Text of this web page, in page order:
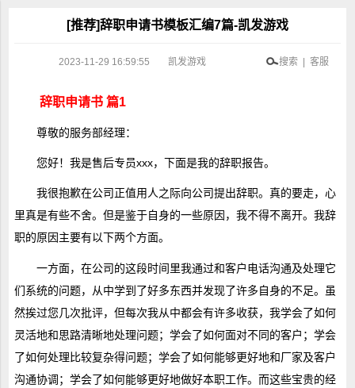
[推荐]辞职申请书模板汇编7篇-凯发游戏
2023-11-29 16:59:55 凯发游戏 搜索 | 客服
辞职申请书 篇1
尊敬的服务部经理：
您好！我是售后专员xxx，下面是我的辞职报告。
我很抱歉在公司正值用人之际向公司提出辞职。真的要走，心
里真是有些不舍。但是鉴于自身的一些原因，我不得不离开。我辞
职的原因主要有以下两个方面。
一方面，在公司的这段时间里我通过和客户电话沟通及处理它
们系统的问题，从中学到了好多东西并发现了许多自身的不足。虽
然挨过您几次批评，但每次我从中都会有许多收获，我学会了如何
灵活地和思路清晰地处理问题；学会了如何面对不同的客户；学会
了如何处理比较复杂得问题；学会了如何能够更好地和厂家及客户
沟通协调；学会了如何能够更好地做好本职工作。而这些宝贵的经